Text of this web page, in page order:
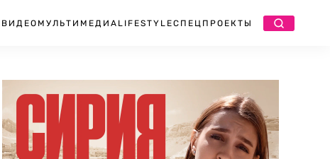
ВИДЕО МУЛЬТИМЕДИА LIFESTYLEСПЕЦПРОЕКТЫ